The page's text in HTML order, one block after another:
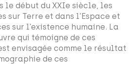
le début du XXIe siècle, les
sur Terre et dans l’Espace et
sur l’existence humaine. La
qui témoigne de ces
envisagée comme le résultat
de ces